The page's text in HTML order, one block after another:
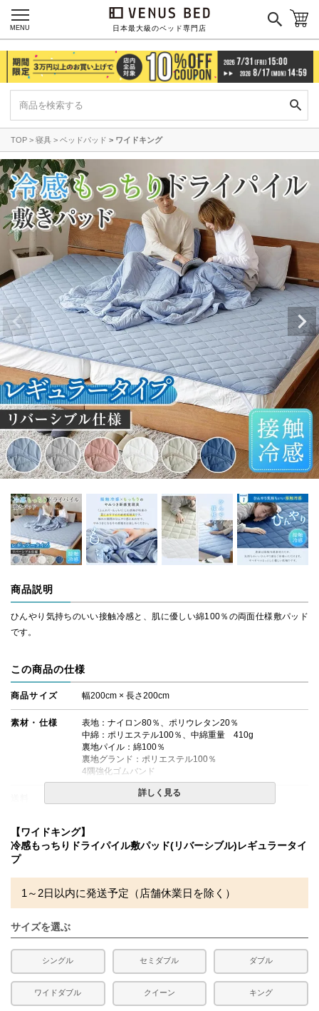
日本最大級のベッド専門店
MENU
TOP 寝具 ベッドパッド ワイドキング
商品説明
ひんやり気持ちのいい接触冷感と、肌に優しい綿100％の両面仕様敷パッド
です。
この商品の仕様
商品サイズ 幅200cm × 長さ200cm
素材・仕様
表地：ナイロン80％、ポリウレタン20％
中綿：ポリエステル100％、中綿重量 410g
裏地パイル：綿100％
裏地グランド：ポリエステル100％
4隅強化ゴムバンド
備考
・タンブラー乾燥機のご使用は絶対にお避けください。
・洗濯ネットをご使用の上、単独洗いをお勧めします。
・配達日指定ＯＫ！
合があります。
※製造ロットの違いにより色味に差が生じる場合がござい
ます。
すが、光や照明、閲覧環境により色味に誤差がでる場合が
ございますのでご了承ください。
詳しく見る
【ワイドキング】
冷感もっちりドライパイル敷パッド(リバーシブル)レギュラータイ
プ
1～2日以内に発送予定（店舗休業日を除く）
サイズを選ぶ
シングル セミダブル ダブル
ワイドダブル クイーン キング